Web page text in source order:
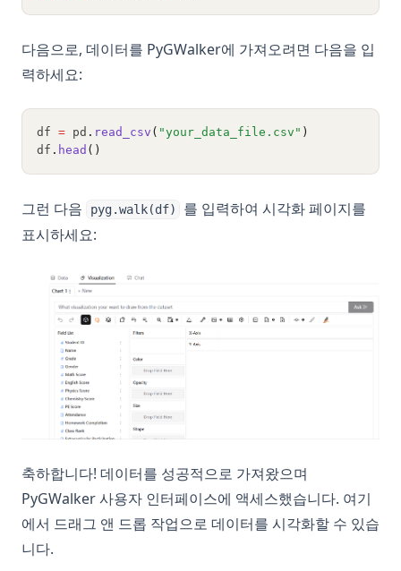
다음으로, 데이터를 PyGWalker에 가져오려면 다음을 입
력하세요:
df = pd . read_csv ( "your_data_file.csv" )
df . head ()
그런 다음 pyg.walk(df)
를 입력하여 시각화 페이지를
표시하세요:
축하합니다! 데이터를 성공적으로 가져왔으며
PyGWalker 사용자 인터페이스에 액세스했습니다. 여기
에서 드래그 앤 드롭 작업으로 데이터를 시각화할 수 있습
니다.